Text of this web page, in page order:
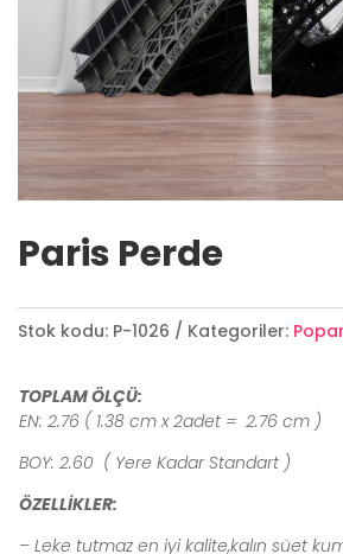
Paris Perde
Stok kodu: P-1026 Kategoriler:
TOPLAM ÖLÇÜ:
EN: 2.76 ( 1.38 cm x 2adet = 2.76 cm )
BOY: 2.60 ( Yere Kadar Standart )
ÖZELLİKLER:
– Leke tutmaz en iyi kalite,kalın süet